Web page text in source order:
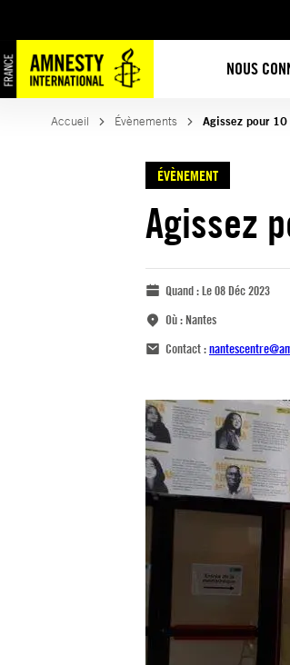
NOUS
Accueil Évènements Agissez pour
ÉVÈNEMENT
Agissez
Quand :Le 08 Déc 2023
Où :Nantes
Contact :